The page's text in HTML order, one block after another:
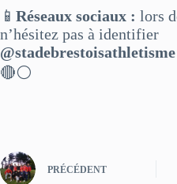
📱 Réseaux sociaux : lors
n’hésitez pas à identifier
@stadebrestoisathletisme
🔴⚪
PRÉCÉDENT